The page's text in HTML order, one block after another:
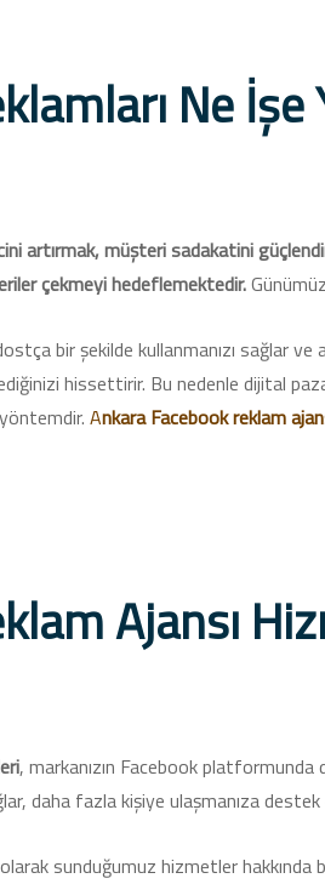
Ne İşe
artırmak, müşteri sadakatini
çekmeyi hedeflemektedir.
bir şekilde kullanmanızı sağlar
hissettirir. Bu nedenle dijital
Ankara Facebook reklam
Ajansı
, markanızın Facebook
daha fazla kişiye ulaşmanıza destek
olarak sunduğumuz hizmetler hakkında